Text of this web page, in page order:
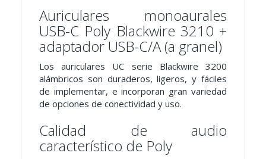
Auriculares monoaurales
USB-C Poly Blackwire 3210 +
adaptador USB-C/A (a granel)
Los auriculares UC serie Blackwire 3200
alámbricos son duraderos, ligeros, y fáciles
de implementar, e incorporan gran variedad
de opciones de conectividad y uso.
Calidad de audio
característico de Poly